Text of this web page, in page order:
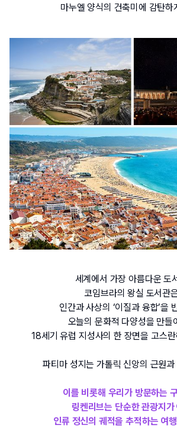
마누엘 양식의 건축미에 감탄하
세계에서 가장 아름다운 도
코임브라의 왕실 도서관
인간과 사상의 ‘이질과 융합’을
오늘의 문화적 다양성을 만들
18세기 유럽 지성사의 한 장면을 고스
파티마 성지는 가톨릭 신앙의 근원
이를 비롯해 우리가 방문하는
링켄리브는 단순한 관광지가
인류 정신의 궤적을 추적하는 여